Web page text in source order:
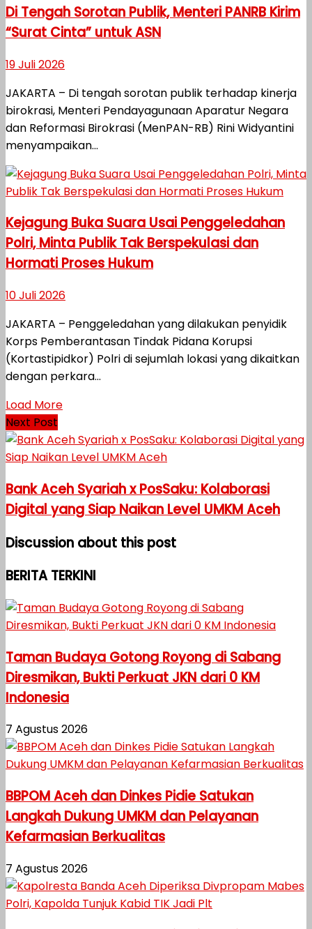
Di Tengah Sorotan Publik, Menteri PANRB Kirim
“Surat Cinta” untuk ASN
19 Juli 2026
JAKARTA – Di tengah sorotan publik terhadap kinerja
birokrasi, Menteri Pendayagunaan Aparatur Negara
dan Reformasi Birokrasi (MenPAN-RB) Rini Widyantini
menyampaikan...
Kejagung Buka Suara Usai Penggeledahan
Polri, Minta Publik Tak Berspekulasi dan
Hormati Proses Hukum
10 Juli 2026
JAKARTA – Penggeledahan yang dilakukan penyidik
Korps Pemberantasan Tindak Pidana Korupsi
(Kortastipidkor) Polri di sejumlah lokasi yang dikaitkan
dengan perkara...
Load More
Next Post
Bank Aceh Syariah x PosSaku: Kolaborasi
Digital yang Siap Naikan Level UMKM Aceh
Discussion about this post
BERITA TERKINI
Taman Budaya Gotong Royong di Sabang
Diresmikan, Bukti Perkuat JKN dari 0 KM
Indonesia
7 Agustus 2026
BBPOM Aceh dan Dinkes Pidie Satukan
Langkah Dukung UMKM dan Pelayanan
Kefarmasian Berkualitas
7 Agustus 2026